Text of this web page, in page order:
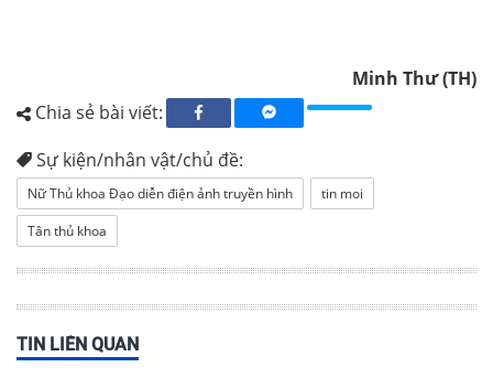
Minh Thư (TH)
Chia sẻ bài viết:
Sự kiện/nhân vật/chủ đề:
Nữ Thủ khoa Đạo diễn điện ảnh truyền hình
tin moi
Tân thủ khoa
TIN LIÊN QUAN